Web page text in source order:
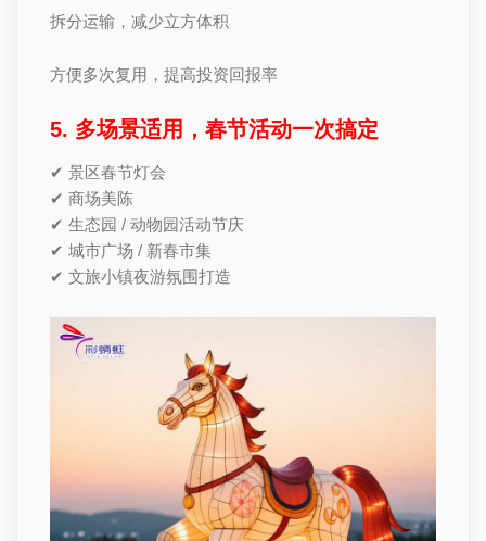
拆分运输，减少立方体积
方便多次复用，提高投资回报率
5. 多场景适用，春节活动一次搞定
✔ 景区春节灯会
✔ 商场美陈
✔ 生态园 / 动物园活动节庆
✔ 城市广场 / 新春市集
✔ 文旅小镇夜游氛围打造